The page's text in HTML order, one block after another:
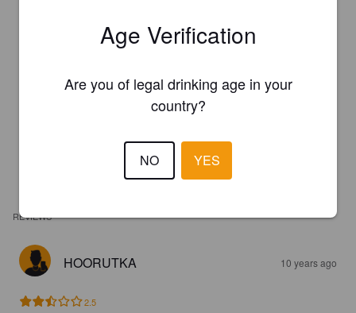
REVIEWS
HOORUTKA 10 years ago
2.5
Age Verification
Are you of legal drinking age in your
country?
NO YES